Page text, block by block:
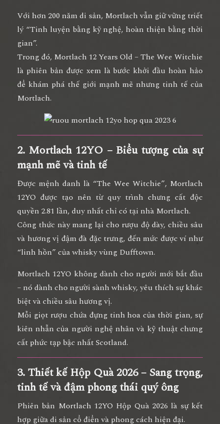
Với hơn200 năm di sản, Mortlach vẫn giữ vững triết
lý “Tinh luyện bằng kỹ nghệ, hoàn thiện bằng thời
gian”.
Trong đó, Mortlach 12 Years Old – The Wee Witchie
là phiên bản được xem là bước khởi đầu hoàn hảo
để khám phá thế giới mạnh mẽ nhưng tinh tế của
Mortlach.
2. Mortlach 12YO – Biểu tượng của sự
mạnh mẽ và tinh tế
Được mệnh danh là “The Wee Witchie”, Mortlach
12YO được tạo nên từ quy trình chưng cất độc
quyền 2.81 lần, duy nhất chỉ có tại nhà Mortlach.
Công thức này mang lại cho rượu độ dày, chiều sâu
và hương vị đậm đà đặc trưng, đến mức được ví như
“linh hồn” của whisky vùng Dufftown.
Mortlach 12YO không dành cho người mới bắt đầu
– nó dành cho người sành whisky, yêu thích sự khác
biệt và chiều sâu hương vị.
Mỗi giọt rượu chứa đựng tinh hoa của thời gian, sự
kiên nhẫn của người nghệ nhân và kỹ thuật chưng
cất phức tạp bậc nhất Scotland.
3. Thiết kế Hộp Quà 2026 – Sang trọng,
tinh tế và đậm phong thái quý ông
Phiên bản Mortlach 12YO Hộp Quà 2026 là sự kết
hợp giữa di sản cổ điển và phong cách hiện đại.